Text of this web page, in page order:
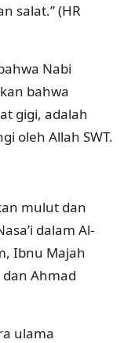
salat.” (HR
Nabi
bahwa
gigi, adalah
oleh Allah SWT.
mulut dan
dalam Al-
Ibnu Majah
Ahmad
ulama